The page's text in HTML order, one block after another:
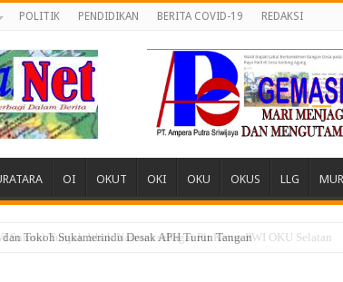
POLITIK PENDIDIKAN BERITA COVID-19 REDAKSI
OI OKUT OKI OKU OKUS LLG
Tokoh Sukamerindu Desak APH Turun Tangan